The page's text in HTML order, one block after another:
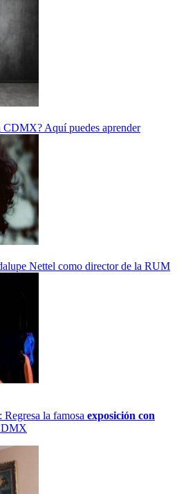
CDMX? Aquí puedes aprender
Nettel como director de la RUM
: Regresa la famosa exposición con